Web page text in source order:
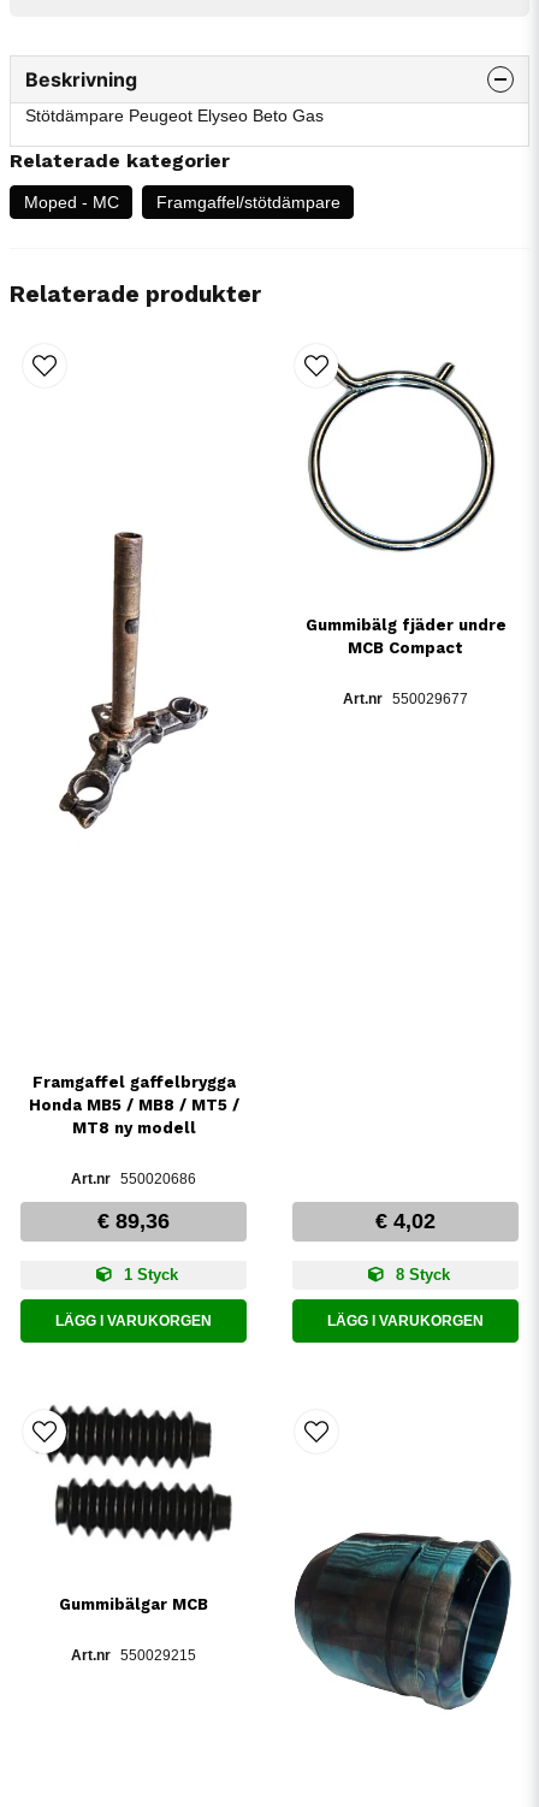
Beskrivning
Stötdämpare Peugeot Elyseo Beto Gas
Relaterade kategorier
Moped - MC Framgaffel/stötdämpare
Relaterade produkter
Framgaffel gaffelbrygga
Honda MB5 / MB8 / MT5 /
MT8 ny modell
550020686
€ 89,36
1 Styck
LÄGG I VARUKORGEN
Gummibälg fjäder undre
MCB Compact
550029677
€ 4,02
8 Styck
LÄGG I VARUKORGEN
Gummibälgar MCB
550029215